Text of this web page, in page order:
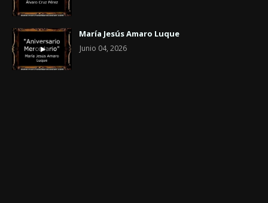
María Jesús Amaro Luque
Junio 04, 2026